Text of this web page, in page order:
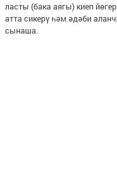
ласты (бака аягы) киеп
атта сикерү һәм әдәби
сынаша.